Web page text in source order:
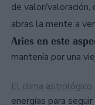
de valor/valoración,
abras la mente a
Aries en este
mantenía por una
El clima astrológico
energías para